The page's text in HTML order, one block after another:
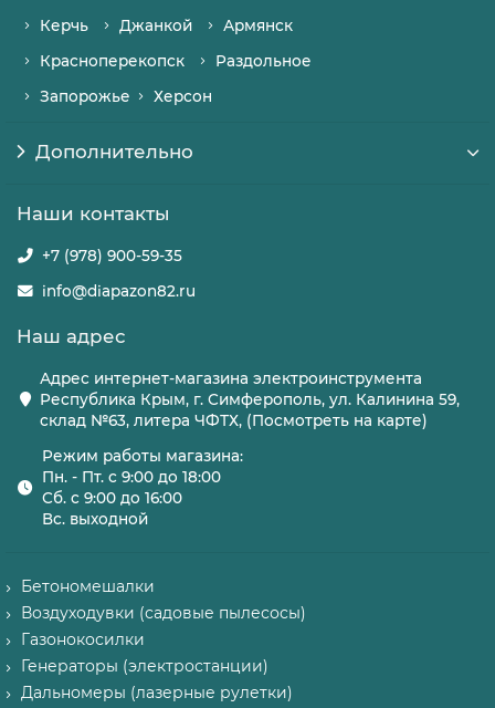
Керчь
Джанкой
Армянск
Красноперекопск
Раздольное
Запорожье
Херсон
Дополнительно
Наши контакты
+7 (978) 900-59-35
info@diapazon82.ru
Наш адрес
Адрес интернет-магазина электроинструмента
Республика Крым, г. Симферополь, ул. Калинина 59,
склад №63, литера ЧФТХ, (Посмотреть на карте)
Режим работы магазина:
Пн. - Пт. с 9:00 до 18:00
Сб. с 9:00 до 16:00
Вс. выходной
Бетономешалки
Воздуходувки (садовые пылесосы)
Газонокосилки
Генераторы (электростанции)
Дальномеры (лазерные рулетки)